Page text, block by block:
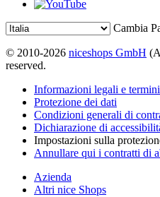
Cambia
© 2010-2026 niceshops GmbH
reserved.
Informazioni legali e
Protezione dei dati
Condizioni generali di
Dichiarazione di
Impostazioni sulla
Annullare qui i contratti di
Azienda
Altri nice Shops